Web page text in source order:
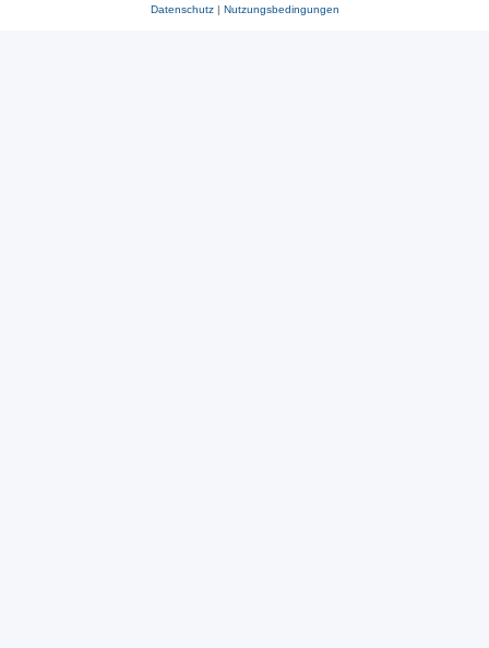
Datenschutz| Nutzungsbedingungen